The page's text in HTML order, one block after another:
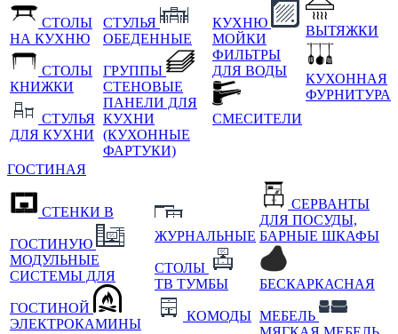
СТОЛЫ
НА КУХНЮ
СТОЛЫ
КНИЖКИ
СТУЛЬЯ
ДЛЯ КУХНИ
СТУЛЬЯ
ОБЕДЕННЫЕ
ГРУППЫ
СТЕНОВЫЕ
ПАНЕЛИ ДЛЯ
КУХНИ
(КУХОННЫЕ
ФАРТУКИ)
КУХНЮ
МОЙКИ
ФИЛЬТРЫ
ДЛЯ ВОДЫ
СМЕСИТЕЛИ
ВЫТЯЖКИ
КУХОННАЯ
ФУРНИТУРА
ГОСТИНАЯ
СТЕНКИ В
ГОСТИНУЮ
МОДУЛЬНЫЕ
СИСТЕМЫ ДЛЯ
ГОСТИНОЙ
ЭЛЕКТРОКАМИНЫ
ЖУРНАЛЬНЫЕ
СТОЛЫ
ТВ ТУМБЫ
КОМОДЫ
СЕРВАНТЫ
ДЛЯ ПОСУДЫ,
БАРНЫЕ ШКАФЫ
БЕСКАРКАСНАЯ
МЕБЕЛЬ